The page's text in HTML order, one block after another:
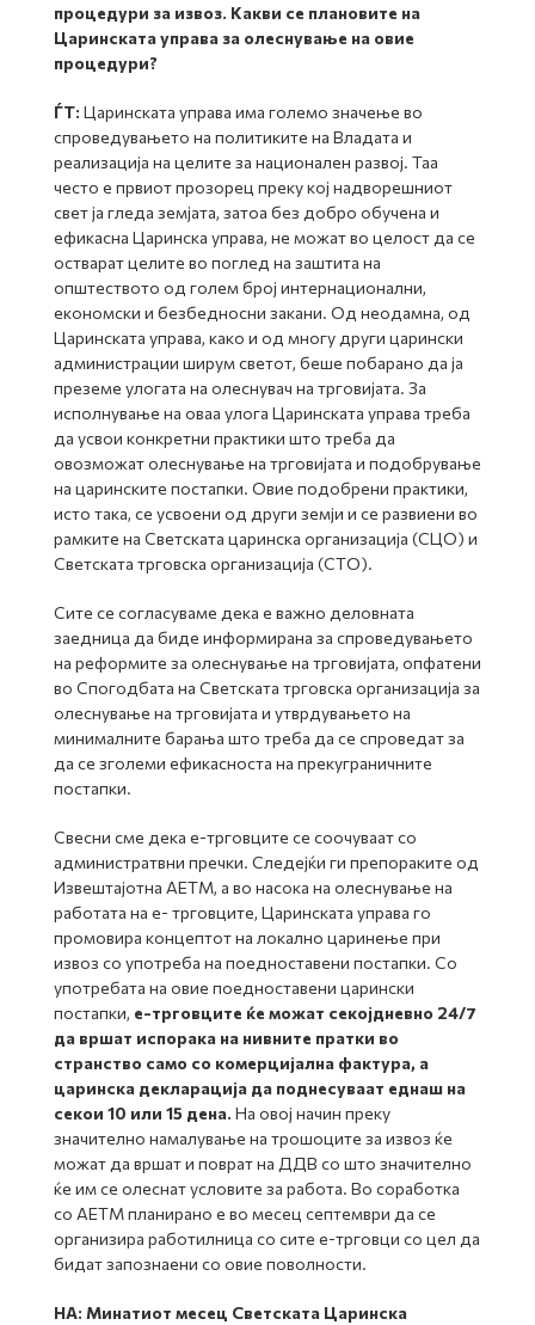
процедури за извоз. Какви се плановите на
Царинската управа за олеснување на овие
процедури?
ЃТ: Царинската управа има големо значење во
спроведувањето на политиките на Владата и
реализација на целите за национален развој. Таа
често е првиот прозорец преку кој надворешниот
свет ја гледа земјата, затоа без добро обучена и
ефикасна Царинска управа, не можат во целост да се
остварат целите во поглед на заштита на
општеството од голем број интернационални,
економски и безбедносни закани. Од неодамна, од
Царинската управа, како и од многу други царински
администрации ширум светот, беше побарано да ја
преземе улогата на олеснувач на трговијата. За
исполнување на оваа улога Царинската управа треба
да усвои конкретни практики што треба да
овозможат олеснување на трговијата и подобрување
на царинските постапки. Овие подобрени практики,
исто така, се усвоени од други земји и се развиени во
рамките на Светската царинска организација (СЦО) и
Светската трговска организација (СТО).
Сите се согласуваме дека е важно деловната
заедница да биде информирана за спроведувањето
на реформите за олеснување на трговијата, опфатени
во Спогодбата на Светската трговска организација за
олеснување на трговијата и утврдувањето на
минималните барања што треба да се спроведат за
да се зголеми ефикасноста на прекуграничните
постапки.
Свесни сме дека е-трговците се соочуваат со
администратвни пречки. Следејќи ги препораките од
Извештајотна АЕТМ, а во насока на олеснување на
работата на е- трговците, Царинската управа го
промовира концептот на локално царинење при
извоз со употреба на поедноставени постапки. Со
употребата на овие поедноставени царински
постапки, е-трговците ќе можат секојдневно 24/7
да вршат испорака на нивните пратки во
странство само со комерцијална фактура, а
царинска декларација да поднесуваат еднаш на
секои 10 или 15 дена. На овој начин преку
значително намалување на трошоците за извоз ќе
можат да вршат и поврат на ДДВ со што значително
ќе им се олеснат условите за работа. Во соработка
со АЕТМ планирано е во месец септември да се
организира работилница со сите е-трговци со цел да
бидат запознаени со овие поволности.
НА: Минатиот месец Светската Царинска